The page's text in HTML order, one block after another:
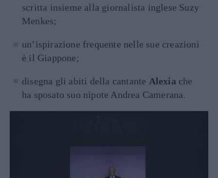
scritta insieme alla giornalista inglese Suzy
Menkes;
un’ispirazione frequente nelle sue creazioni
è il Giappone;
disegna gli abiti della cantante Alexia che
ha sposato suo nipote Andrea Camerana.